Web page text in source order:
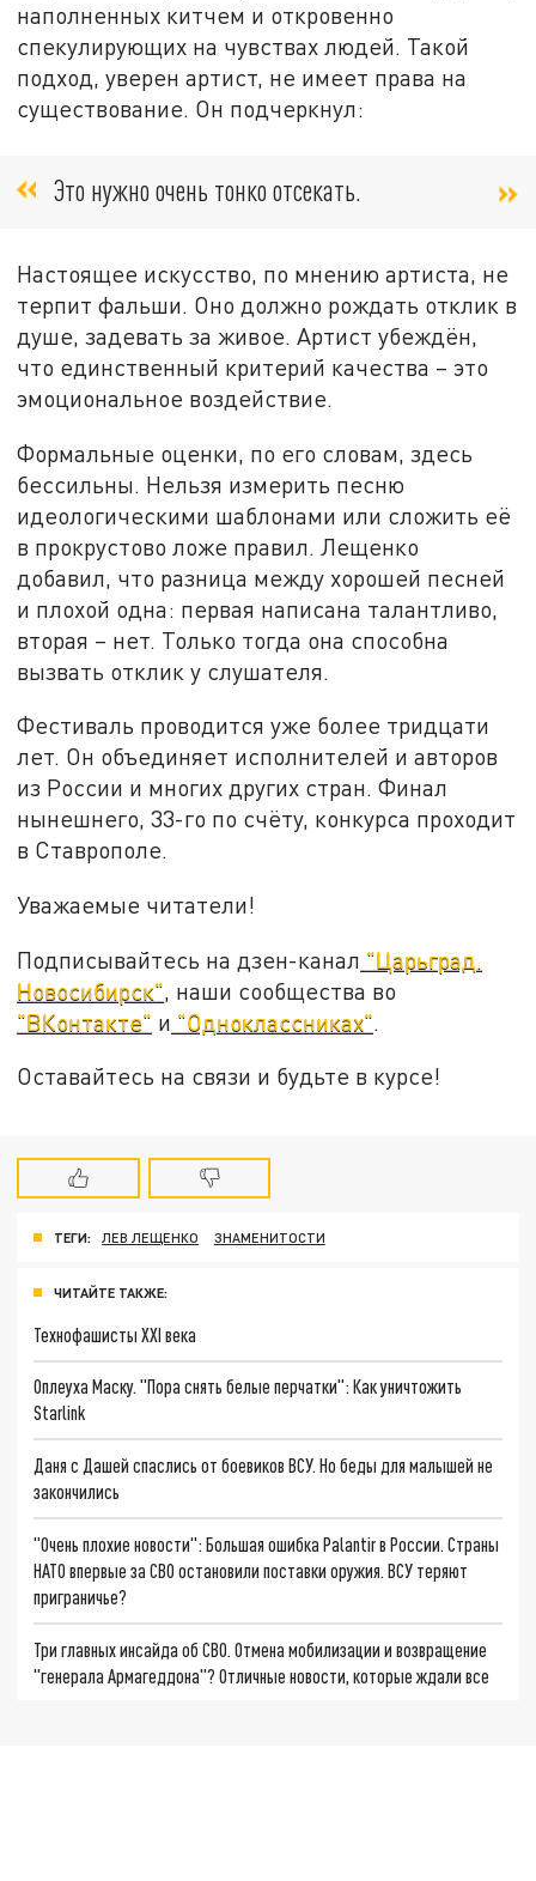
наполненных китчем и откровенно
спекулирующих на чувствах людей. Такой
подход, уверен артист, не имеет права на
существование. Он подчеркнул:
Это нужно очень тонко отсекать.
Настоящее искусство, по мнению артиста, не
терпит фальши. Оно должно рождать отклик в
душе, задевать за живое. Артист убеждён,
что единственный критерий качества – это
эмоциональное воздействие.
Формальные оценки, по его словам, здесь
бессильны. Нельзя измерить песню
идеологическими шаблонами или сложить её
в прокрустово ложе правил.Лещенко
добавил, что разница между хорошей песней
и плохой одна: первая написана талантливо,
вторая – нет. Только тогда она способна
вызвать отклик у слушателя.
Фестиваль проводится уже более тридцати
лет. Он объединяет исполнителей и авторов
из России и многих других стран. Финал
нынешнего, 33-го по счёту, конкурса проходит
в Ставрополе.
Уважаемые читатели!
Подписывайтесь на дзен-канал "Царьград.
Новосибирск", наши сообщества во
"ВКонтакте" и "Одноклассниках".
Оставайтесь на связи и будьте в курсе!
ТЕГИ: ЛЕВ ЛЕЩЕНКО ЗНАМЕНИТОСТИ
ЧИТАЙТЕ ТАКЖЕ:
Технофашисты XXI века
Оплеуха Маску. "Пора снять белые перчатки": Как уничтожить
Starlink
Даня с Дашей спаслись от боевиков ВСУ. Но беды для малышей не
закончились
"Очень плохие новости": Большая ошибка Palantir в России. Страны
НАТО впервые за СВО остановили поставки оружия. ВСУ теряют
приграничье?
Три главных инсайда об СВО. Отмена мобилизации и возвращение
"генерала Армагеддона"? Отличные новости, которые ждали все